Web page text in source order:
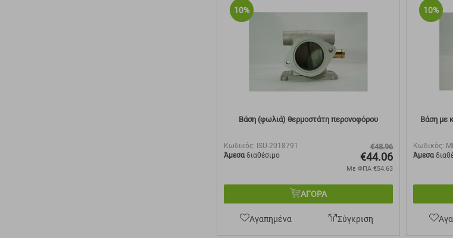
10%
Βάση (φωλιά) θερμοστάτη περονοφόρου
Κωδικός: ISU-2018791
Άμεσαδιαθέσιμο
€48.96
€44.06
Με ΦΠΑ €54.63
ΑΓΟΡΑ
Αγαπημένα Σύγκριση
10%
Βάση με
Κωδικός:
Άμεσα